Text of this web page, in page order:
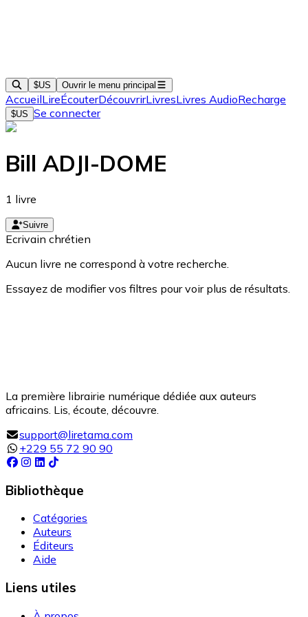
$US Ouvrir le menu principal
AccueilLireÉcouterDécouvrirLivresLivres AudioRecharge
$US Se connecter
Bill ADJI-DOME
1 livre
Suivre
Ecrivain chrétien
Aucun livre ne correspond à votre recherche.
Essayez de modifier vos filtres pour voir plus de résultats.
La première librairie numérique dédiée aux auteurs
africains. Lis, écoute, découvre.
support@liretama.com
+229 55 72 90 90
Bibliothèque
Catégories
Auteurs
Éditeurs
Aide
Liens utiles